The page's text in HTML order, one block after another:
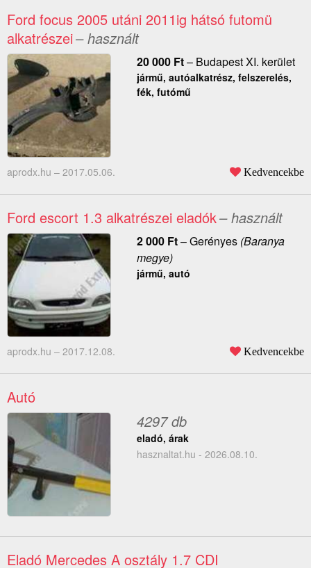
Ford focus 2005 utáni 2011ig hátsó futomü
alkatrészei– használt
20 000 Ft– Budapest XI. kerület
jármű, autóalkatrész, felszerelés,
fék, futómű
aprodx.hu – 2017.05.06. Kedvencekbe
Ford escort 1.3 alkatrészei eladók– használt
2 000 Ft–Gerényes(Baranya
megye)
jármű, autó
aprodx.hu – 2017.12.08. Kedvencekbe
Autó
4297 db
eladó, árak
hasznaltat.hu - 2026.08.10.
Eladó Mercedes A osztály 1.7 CDI